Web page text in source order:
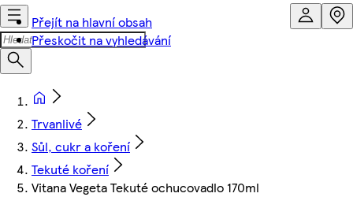
Přejít na hlavní obsah
Přeskočit na vyhledávání
Trvanlivé
Sůl, cukr a koření
Tekuté koření
Vitana Vegeta Tekuté ochucovadlo 170ml